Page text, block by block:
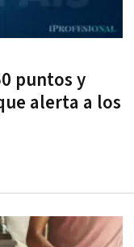
puntos y
alerta a los